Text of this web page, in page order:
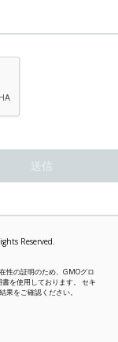
Reserved.
性の証明のため、GMOグロ
を使用しております。 セキ
果をご確認ください。